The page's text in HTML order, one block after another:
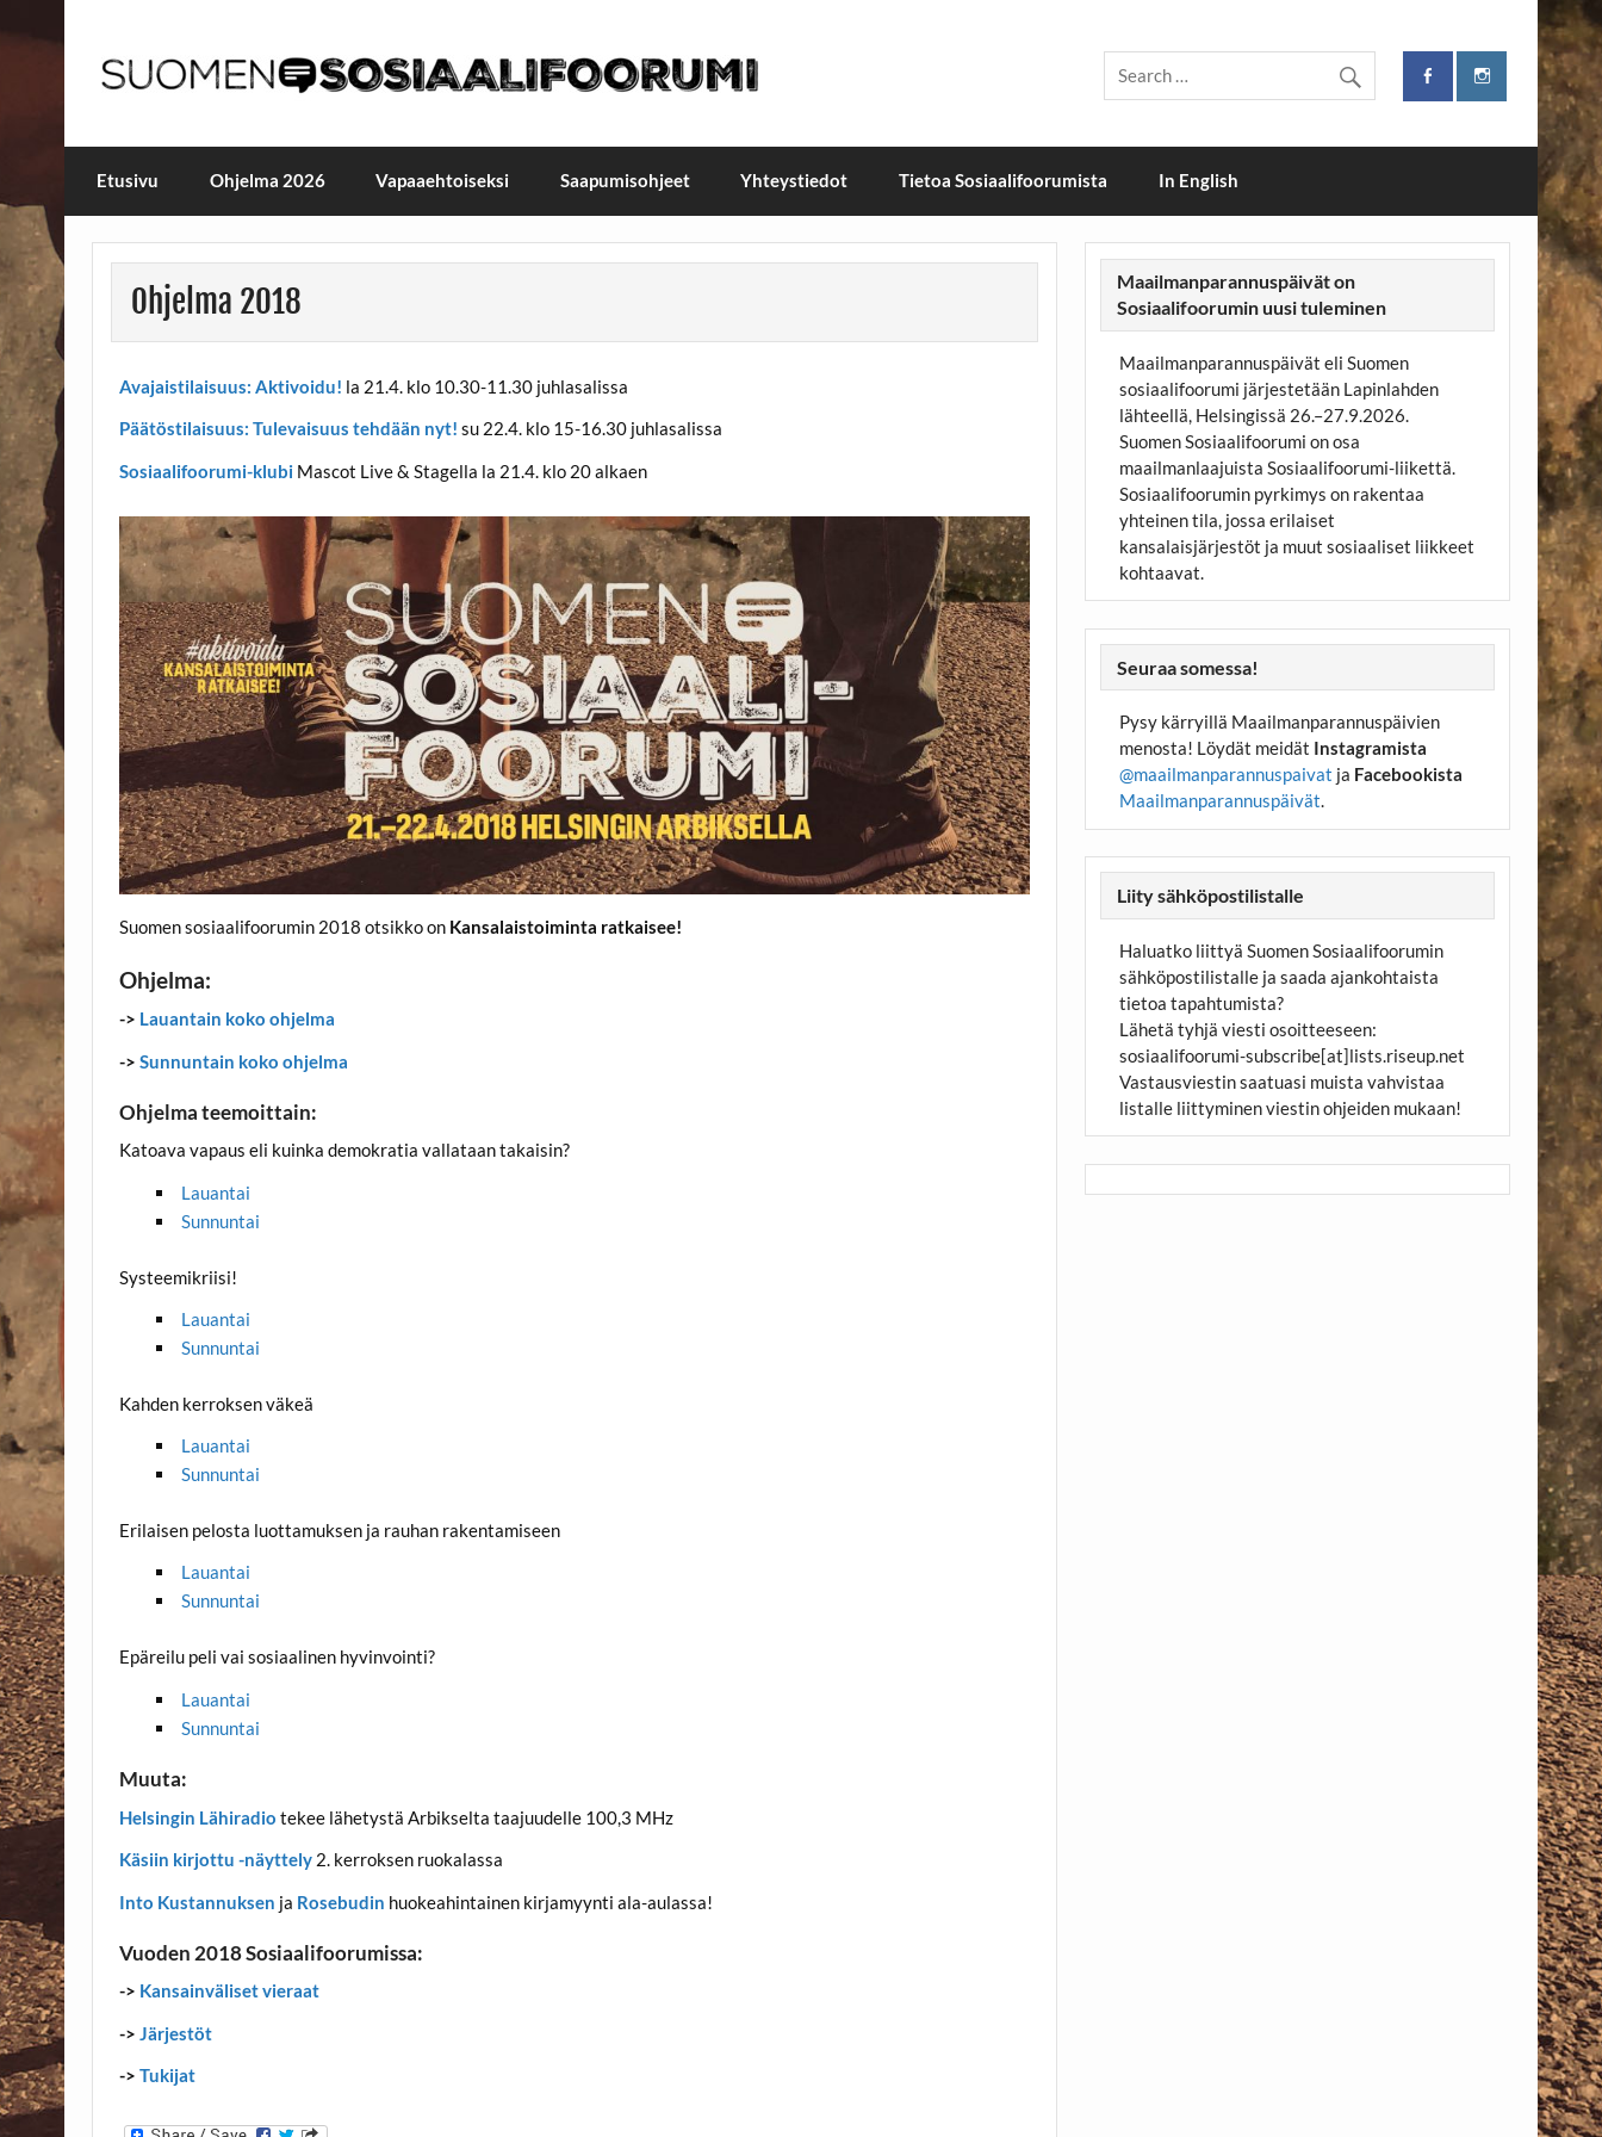
content
Maailmanparannuspäivät / Suomen Sosiaalifoorumi
Maailmanparannuspäivät Lapinlahden Lähteellä, Helsingissä 26.–27.9.2026
Etusivu Ohjelma 2026 Vapaaehtoiseksi Saapumisohjeet Yhteystiedot Tietoa Sosiaalifoorumista In English
Ohjelma 2018
Avajaistilaisuus: Aktivoidu! la 21.4. klo 10.30-11.30 juhlasalissa
Päätöstilaisuus: Tulevaisuus tehdään nyt! su 22.4. klo 15-16.30 juhlasalissa
Sosiaalifoorumi-klubi Mascot Live & Stagella la 21.4. klo 20 alkaen
Suomen sosiaalifoorumin 2018 otsikko on Kansalaistoiminta ratkaisee!
Ohjelma:
-> Lauantain koko ohjelma
->Sunnuntain koko ohjelma
Ohjelma teemoittain:
Katoava vapaus eli kuinka demokratia vallataan takaisin?
Lauantai
Sunnuntai
Systeemikriisi!
Lauantai
Sunnuntai
Kahden kerroksen väkeä
Lauantai
Sunnuntai
Erilaisen pelosta luottamuksen ja rauhan rakentamiseen
Lauantai
Sunnuntai
Epäreilu peli vai sosiaalinen hyvinvointi?
Lauantai
Sunnuntai
Muuta:
Helsingin Lähiradio tekee lähetystä Arbikselta taajuudelle 100,3 MHz
Käsiin kirjottu -näyttely 2. kerroksen ruokalassa
Into Kustannuksen ja Rosebudin huokeahintainen kirjamyynti ala-aulassa!
Vuoden 2018 Sosiaalifoorumissa:
-> Kansainväliset vieraat
-> Järjestöt
->Tukijat
Maailmanparannuspäivät on
Sosiaalifoorumin uusi tuleminen
Maailmanparannuspäivät eli Suomen
sosiaalifoorumi järjestetään Lapinlahden
lähteellä, Helsingissä 26.–27.9.2026.
Suomen Sosiaalifoorumi on osa
maailmanlaajuista Sosiaalifoorumi-liikettä.
Sosiaalifoorumin pyrkimys on rakentaa
yhteinen tila, jossa erilaiset
kansalaisjärjestöt ja muut sosiaaliset liikkeet
kohtaavat.
Seuraa somessa!
Pysy kärryillä Maailmanparannuspäivien
menosta! Löydät meidät Instagramista
@maailmanparannuspaivat ja Facebookista
Maailmanparannuspäivät.
Liity sähköpostilistalle
Haluatko liittyä Suomen Sosiaalifoorumin
sähköpostilistalle ja saada ajankohtaista
tietoa tapahtumista?
Lähetä tyhjä viesti osoitteeseen:
sosiaalifoorumi-subscribe[at]lists.riseup.net
Vastausviestin saatuasi muista vahvistaa
listalle liittyminen viestin ohjeiden mukaan!